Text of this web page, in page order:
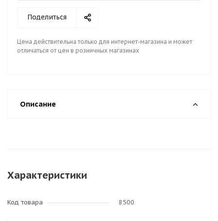
Поделиться
Цена действительна только для интернет-магазина и может
отличаться от цен в розничных магазинах
Описание
Характеристики
Код товара 8500